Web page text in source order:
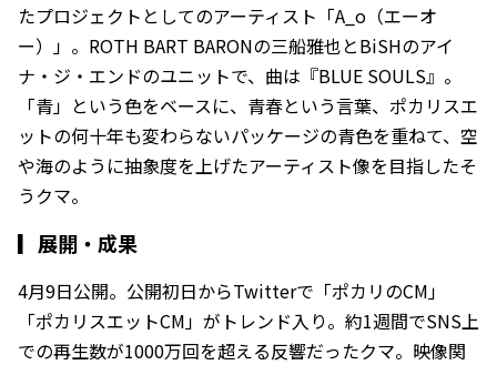
たプロジェクトとしてのアーティスト「A_o（エーオ
ー）」。ROTH BART BARONの三船雅也とBiSHのアイ
ナ・ジ・エンドのユニットで、曲は『BLUE SOULS』。
「青」という色をベースに、青春という言葉、ポカリスエ
ットの何十年も変わらないパッケージの青色を重ねて、空
や海のように抽象度を上げたアーティスト像を目指したそ
うクマ。
▎ 展開・成果
4月9日公開。公開初日からTwitterで「ポカリのCM」
「ポカリスエットCM」がトレンド入り。約1週間でSNS上
での再生数が1000万回を超える反響だったクマ。映像関